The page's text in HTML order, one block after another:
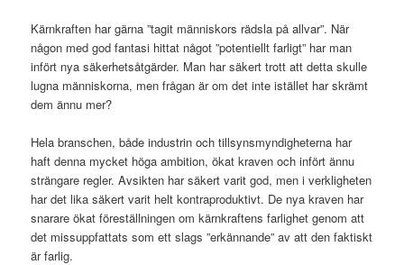
Kärnkraften har gärna ”tagit människors rädsla på allvar”. När
någon med god fantasi hittat något ”potentiellt farligt” har man
infört nya säkerhetsåtgärder. Man har säkert trott att detta skulle
lugna människorna, men frågan är om det inte istället har skrämt
dem ännu mer?
Hela branschen, både industrin och tillsynsmyndigheterna har
haft denna mycket höga ambition, ökat kraven och infört ännu
strängare regler. Avsikten har säkert varit god, men i verkligheten
har det lika säkert varit helt kontraproduktivt. De nya kraven har
snarare ökat föreställningen om kärnkraftens farlighet genom att
det missuppfattats som ett slags ”erkännande” av att den faktiskt
är farlig.